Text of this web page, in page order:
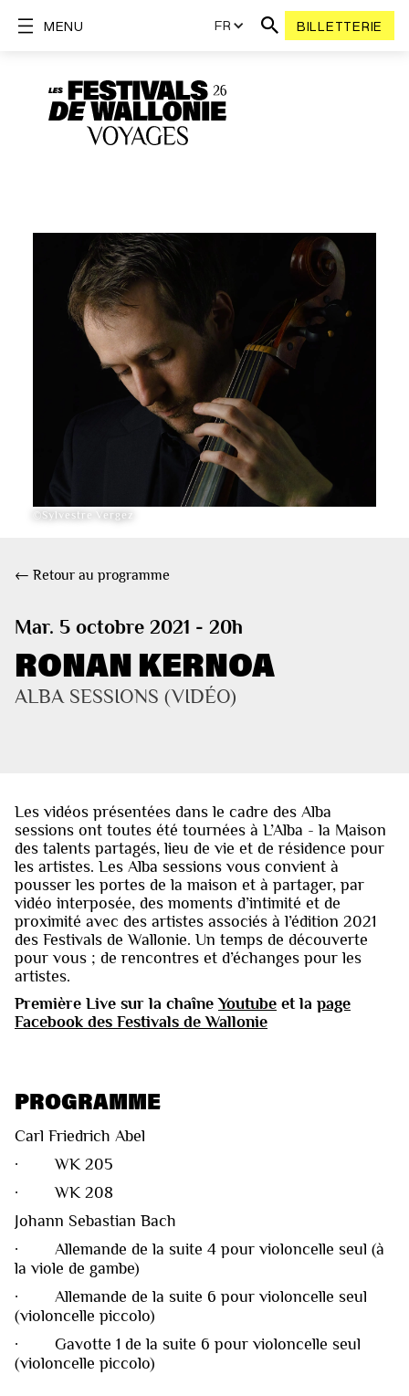
FR BILLETTERIE
MENU
©Sylvestre Vergez
← Retour au programme
Mar. 5 octobre 2021 - 20h
RONAN KERNOA
ALBA SESSIONS (VIDÉO)
Les vidéos présentées dans le cadre des Alba
sessions ont toutes été tournées à L’Alba - la Maison
des talents partagés, lieu de vie et de résidence pour
les artistes. Les Alba sessions vous convient à
pousser les portes de la maison et à partager, par
vidéo interposée, des moments d’intimité et de
proximité avec des artistes associés à l’édition 2021
des Festivals de Wallonie. Un temps de découverte
pour vous ; de rencontres et d’échanges pour les
artistes.
Première Live sur la chaîneYoutube et la page
Facebook des Festivals de Wallonie
PROGRAMME
Carl Friedrich Abel
· WK 205
· WK 208
Johann Sebastian Bach
· Allemande de la suite 4 pour violoncelle seul (à
la viole de gambe)
· Allemande de la suite 6 pour violoncelle seul
(violoncelle piccolo)
· Gavotte 1 de la suite 6 pour violoncelle seul
(violoncelle piccolo)